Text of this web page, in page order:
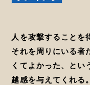
人を攻撃することを
それを周りにいる者
くてよかった、とい
越感を与えてくれる